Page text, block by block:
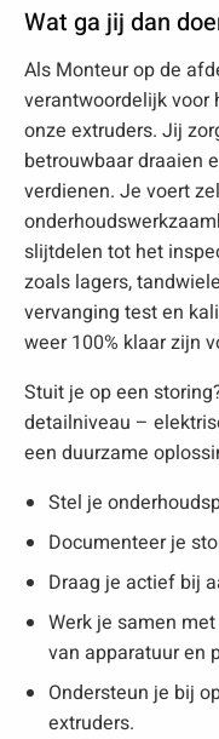
Wat ga jij dan
Als Monteur op de
verantwoordelijk
onze extruders. Jij
betrouwbaar draaien
verdienen. Je voert
slijtdelen tot het
zoals lagers,
vervanging test en
weer 100% klaar zijn
Stuit je op een
detailniveau –
een duurzame
Stel je
Documenteer je
Draag je actief bij
Werk je samen
van apparatuur en
Ondersteun je bij
extruders.